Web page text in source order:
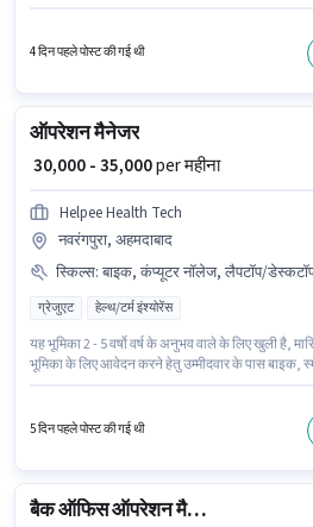
पास कंप्यूटर नॉलेज, वायरिंग जैसी स्किल्स होनी चाहिए।
4 दिन पहले पोस्ट की गई थी
ऑपरेशन मैनेजर
₹ 30,000 - 35,000per महीना
Helpee Health Tech
नवरंगपुरा, अहमदाबाद
स्किल्स: बाइक, कंप्यूटर नॉलेज, लैपटॉप/डेस्कटॉप, कोल्ड कॉलिंग, स्मार्टफोन, लीड
ग्रेजुएट हेल्थ/टर्म इंश्योरेंस
यह भूमिका 2 - 5 वर्षो वर्ष के अनुभव वाले के लिए खुली है,
भूमिका के लिए आवेदन करने हेतु उम्मीदवार के पास बाइक,
MS Excel, वायरिंग होना अनिवार्य है। यह नौकरी
5 दिन पहले पोस्ट की गई थी
बैक ऑफिस ऑपरेशन मैनेजर